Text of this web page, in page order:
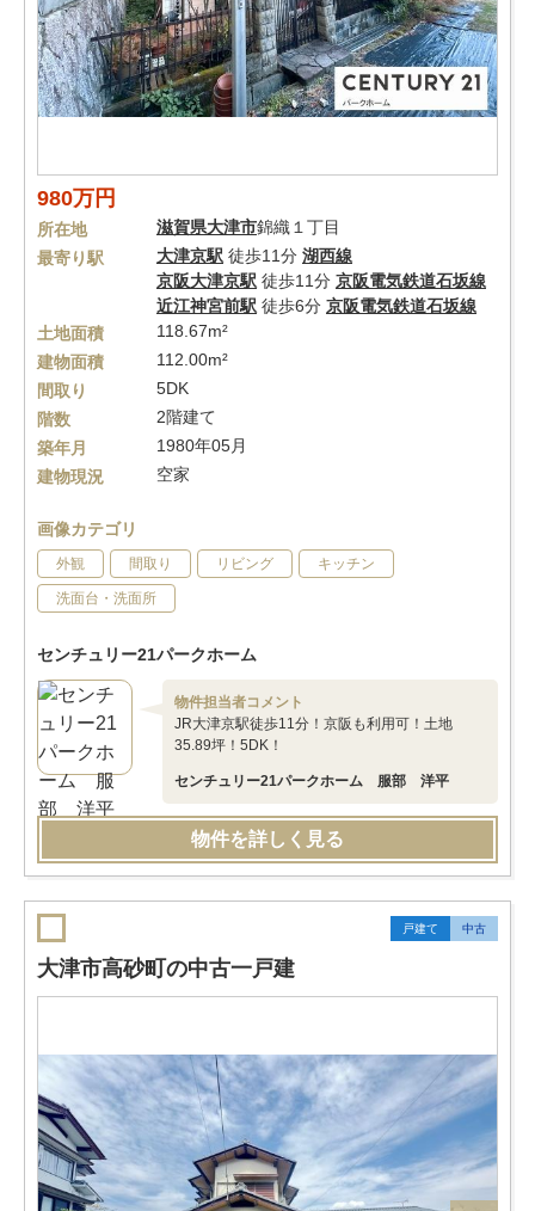
980万円
所在地 滋賀県大津市錦織１丁目
最寄り駅
大津京駅 徒歩11分 湖西線
京阪大津京駅 徒歩11分 京阪電気鉄道石坂線
近江神宮前駅 徒歩6分 京阪電気鉄道石坂線
土地面積
118.67m²
建物面積
112.00m²
間取り
5DK
階数
2階建て
築年月
1980年05月
建物現況
空家
画像カテゴリ
外観 間取り リビング キッチン
洗面台・洗面所
センチュリー21パークホーム
物件担当者コメント
JR大津京駅徒歩11分！京阪も利用可！土地
35.89坪！5DK！
センチュリー21パークホーム 服部 洋平
物件を詳しく見る
戸建て 中古
大津市高砂町の中古一戸建